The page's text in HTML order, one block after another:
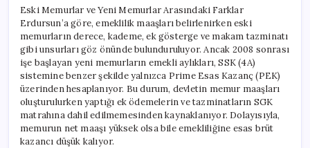
Eski Memurlar ve Yeni Memurlar Arasındaki Farklar
Erdursun’a göre, emeklilik maaşları belirlenirken eski
memurların derece, kademe, ek gösterge ve makam tazminatı
gibi unsurları göz önünde bulunduruluyor. Ancak 2008 sonrası
işe başlayan yeni memurların emekli aylıkları, SSK (4A)
sistemine benzer şekilde yalnızca Prime Esas Kazanç (PEK)
üzerinden hesaplanıyor. Bu durum, devletin memur maaşları
oluşturulurken yaptığı ek ödemelerin ve tazminatların SGK
matrahına dahil edilmemesinden kaynaklanıyor. Dolayısıyla,
memurun net maaşı yüksek olsa bile emekliliğine esas brüt
kazancı düşük kalıyor.